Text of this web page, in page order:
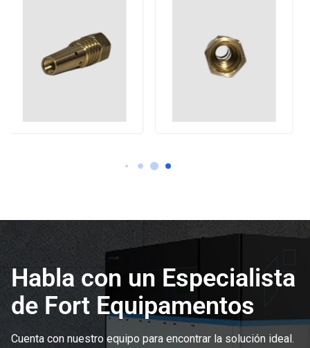
Habla con un Especialista
de Fort Equipamentos
Cuenta con nuestro equipo para encontrar la solución ideal.